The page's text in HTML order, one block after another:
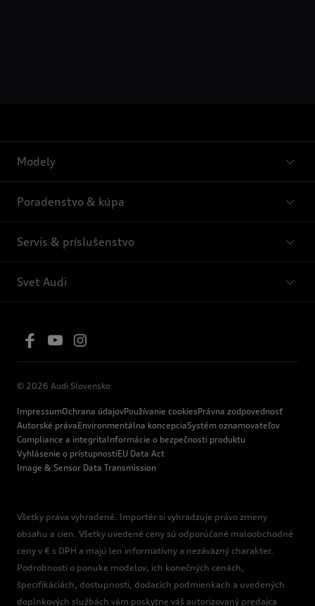
Modely
Poradenstvo & kúpa
Servis & príslušenstvo
Svet Audi
© 2026 Audi Slovensko
ImpressumOchrana údajovPoužívanie cookiesPrávna zodpovednosť
Autorské právaEnvironmentálna koncepciaSystém oznamovateľov
Compliance a integritaInformácie o bezpečnosti produktu
Vyhlásenie o prístupnostiEU Data Act
Image & Sensor Data Transmission
Všetky práva vyhradené. Importér si vyhradzuje právo zmeny
obsahu a cien. Všetky uvedené ceny sú odporúčané maloobchodné
ceny v € s DPH a majú len informatívny a nezáväzný charakter.
Podrobnosti o ponuke modelov, ich konečných cenách,
špecifikáciách, dostupnosti, dodacích podmienkach a uvedených
doplnkových službách vám poskytne váš autorizovaný predajca